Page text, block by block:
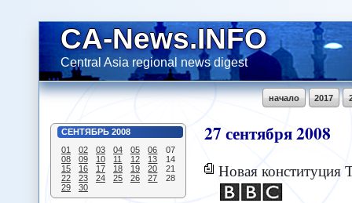
CA-News.INFO
Central Asia regional news digest
2017
начало
СЕНТЯБРЬ 2008
01
02 03 04 05 06
07
08
09 10 11 12 13
14
15
16 17 18 19 20
21
22
23 24 25 26 27
28
29
30
27сентября2008
Новая конституция